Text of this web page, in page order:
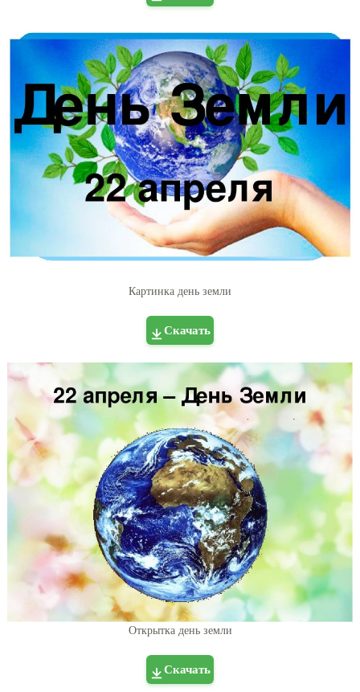
Картинка день земли
Скачать
Открытка день земли
Скачать